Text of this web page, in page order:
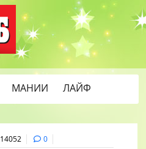
МАНИИ
ЛАЙФ
14052 0